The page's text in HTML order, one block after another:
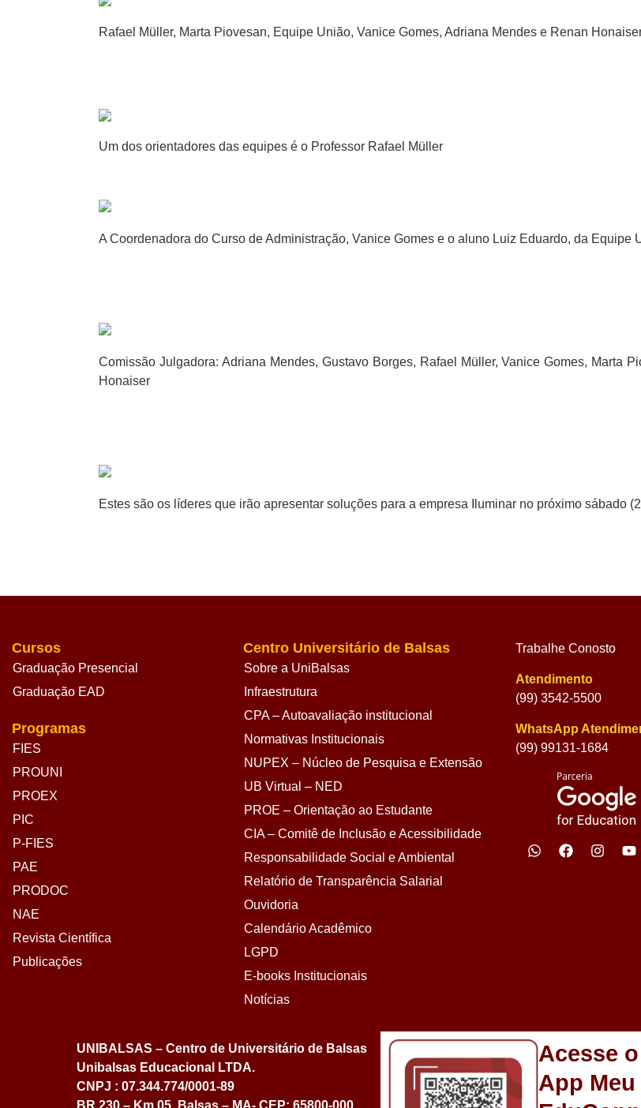
Rafael Müller, Marta Piovesan, Equipe União, Vanice Gomes, Adriana Mendes e Renan
Um dos orientadores das equipes é o Professor Rafael Müller
A Coordenadora do Curso de Administração, Vanice Gomes e o aluno Luiz Eduardo, da Equipe
Comissão Julgadora: Adriana Mendes, Gustavo Borges, Rafael Müller, Vanice Gomes, Marta
Honaiser
Estes são os líderes que irão apresentar soluções para a empresa Iluminar no próximo sábado
Cursos
Graduação Presencial
Graduação EAD
Programas
FIES
PROUNI
PROEX
PIC
P-FIES
PAE
PRODOC
NAE
Revista Científica
Publicações
Centro Universitário de Balsas
Sobre a UniBalsas
Infraestrutura
CPA – Autoavaliação institucional
Normativas Institucionais
NUPEX – Núcleo de Pesquisa e Extensão
UB Virtual – NED
PROE – Orientação ao Estudante
CIA – Comitê de Inclusão e Acessibilidade
Responsabilidade Social e Ambiental
Relatório de Transparência Salarial
Ouvidoria
Calendário Acadêmico
LGPD
E-books Institucionais
Notícias
Trabalhe Conosto
Atendimento
(99) 3542-5500
WhatsApp
(99) 99131-1684
UNIBALSAS – Centro de Universitário de Balsas
Unibalsas Educacional LTDA.
CNPJ : 07.344.774/0001-89
BR 230 – Km 05, Balsas – MA- CEP: 65800-000
Acesse o
App Meu